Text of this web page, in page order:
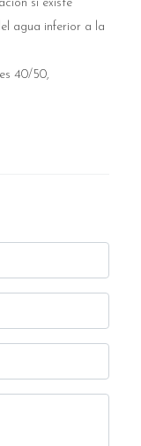
si existe
agua inferior a la
40/50,